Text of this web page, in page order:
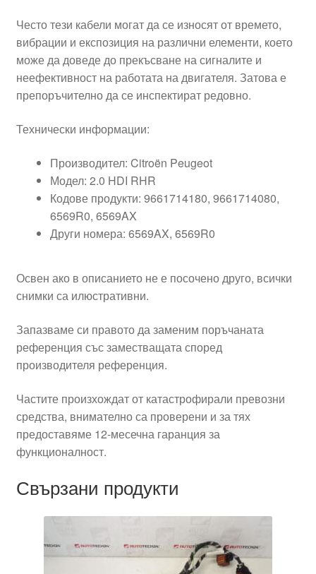
Често тези кабели могат да се износят от времето,
вибрации и експозиция на различни елементи, което
може да доведе до прекъсване на сигналите и
неефективност на работата на двигателя. Затова е
препоръчително да се инспектират редовно.
Технически информации:
Производител: Citroën Peugeot
Модел: 2.0 HDI RHR
Кодове продукти: 9661714180, 9661714080,
6569R0, 6569AX
Други номера: 6569AX, 6569R0
Освен ако в описанието не е посочено друго, всички
снимки са илюстративни.
Запазваме си правото да заменим поръчаната
референция със заместващата според
производителя референция.
Частите произхождат от катастрофирали превозни
средства, внимателно са проверени и за тях
предоставяме 12-месечна гаранция за
функционалност.
Свързани продукти